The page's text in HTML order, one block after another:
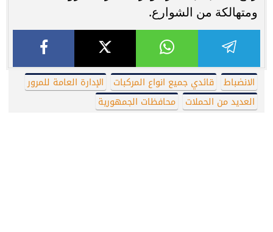
ومتهالكة من الشوارع.
الانضباط قائدي جميع انواع المركبات
الإدارة العامة للمرور
العديد من الحملات
محافظات الجمهورية